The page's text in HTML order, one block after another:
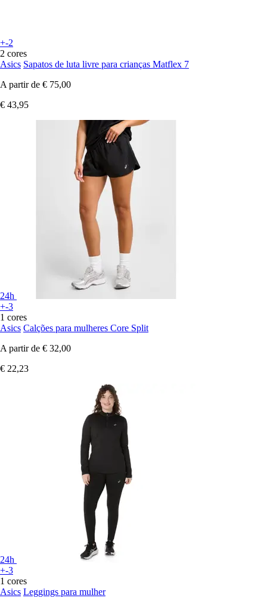
+-2
2 cores
Asics Sapatos de luta livre para crianças Matflex 7
A partir de € 75,00
€ 43,95
24h
+-3
1 cores
Asics Calções para mulheres Core Split
A partir de € 32,00
€ 22,23
24h
+-3
1 cores
Asics Leggings para mulher